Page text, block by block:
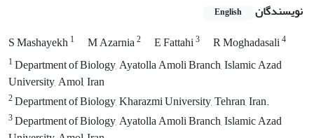
نویسندگان English
S Mashayekh1 M Azarnia2 E Fattahi3 R Moghadasali4
1Department of Biology, Ayatolla Amoli Branch, Islamic Azad
University, Amol, Iran
2Department of Biology, Kharazmi University, Tehran, Iran.
3Department of Biology, Ayatolla Amoli Branch, Islamic Azad